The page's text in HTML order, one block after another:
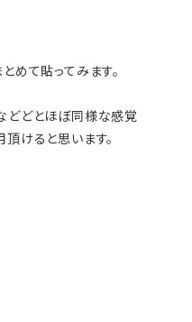
めて貼ってみます。
どどとほぼ同様な感覚
けると思います。